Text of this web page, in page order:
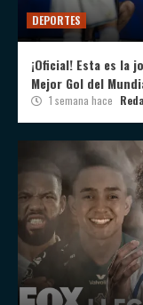
DEPORTES
¡Oficial! Esta es la
Mejor Gol del
1 semana hace